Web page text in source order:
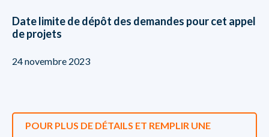
Date limite de dépôt des demandes pour cet appel
de projets
24 novembre 2023
POUR PLUS DE DÉTAILS ET REMPLIR UNE